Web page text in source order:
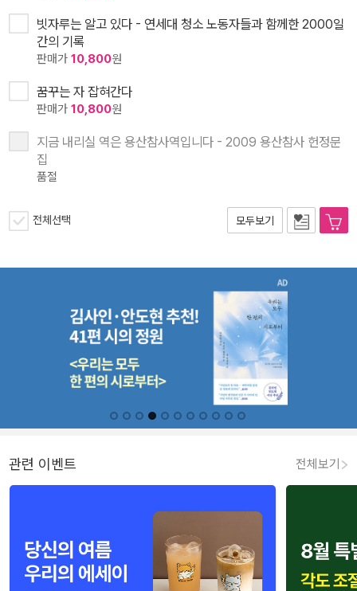
빗자루는 알고 있다 - 연세대 청소 노동자들과 함께한 2000일
간의 기록
판매가 10,800원
꿈꾸는 자 잡혀간다
판매가 10,800원
지금 내리실 역은 용산참사역입니다 - 2009 용산참사 헌정문
집
품절
전체선택 모두보기
관련 이벤트 전체보기